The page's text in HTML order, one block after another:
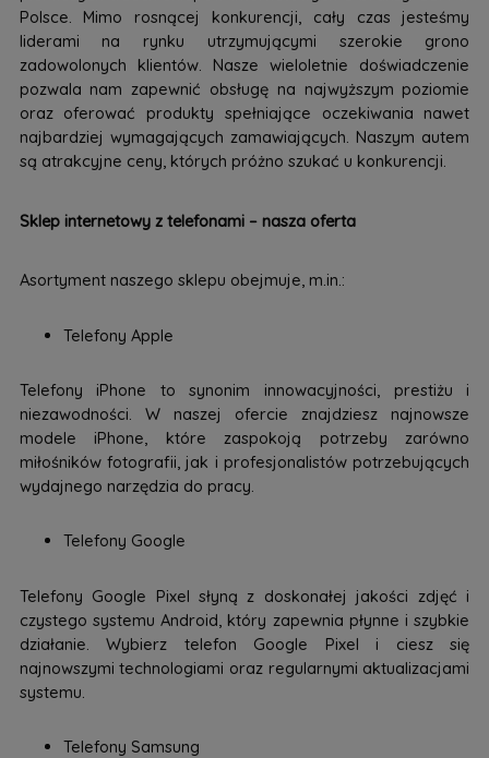
Polsce. Mimo rosnącej konkurencji, cały czas jesteśmy
liderami na rynku utrzymującymi szerokie grono
zadowolonych klientów. Nasze wieloletnie doświadczenie
pozwala nam zapewnić obsługę na najwyższym poziomie
oraz oferować produkty spełniające oczekiwania nawet
najbardziej wymagających zamawiających. Naszym autem
są atrakcyjne ceny, których próżno szukać u konkurencji.
Sklep internetowy z telefonami – nasza oferta
Asortyment naszego sklepu obejmuje, m.in.:
Telefony Apple
Telefony iPhone to synonim innowacyjności, prestiżu i
niezawodności. W naszej ofercie znajdziesz najnowsze
modele iPhone, które zaspokoją potrzeby zarówno
miłośników fotografii, jak i profesjonalistów potrzebujących
wydajnego narzędzia do pracy.
Telefony Google
Telefony Google Pixel słyną z doskonałej jakości zdjęć i
czystego systemu Android, który zapewnia płynne i szybkie
działanie. Wybierz telefon Google Pixel i ciesz się
najnowszymi technologiami oraz regularnymi aktualizacjami
systemu.
Telefony Samsung